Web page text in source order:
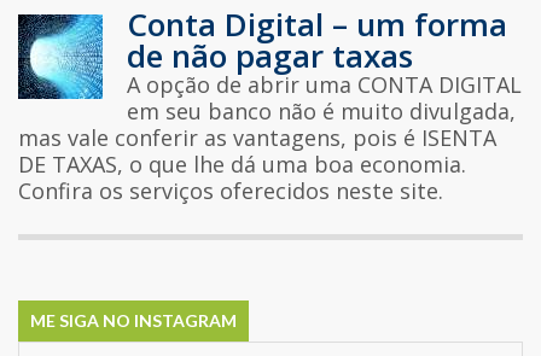
Conta Digital – um forma
de não pagar taxas
A opção de abrir uma CONTA DIGITAL
em seu banco não é muito divulgada,
mas vale conferir as vantagens, pois é ISENTA
DE TAXAS, o que lhe dá uma boa economia.
Confira os serviços oferecidos neste site.
ME SIGA NO INSTAGRAM